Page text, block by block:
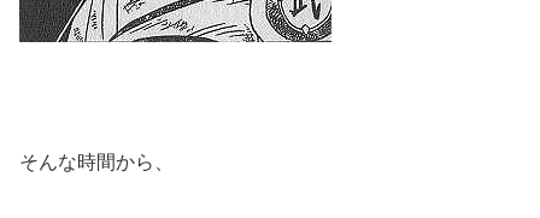
そんな時間から、